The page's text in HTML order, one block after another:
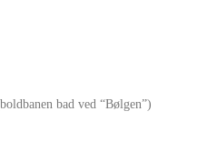
bad ved “Bølgen”)